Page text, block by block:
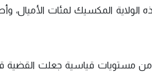
الولاية المكسيك لمئات
من مستويات قياسية جعلت القضية